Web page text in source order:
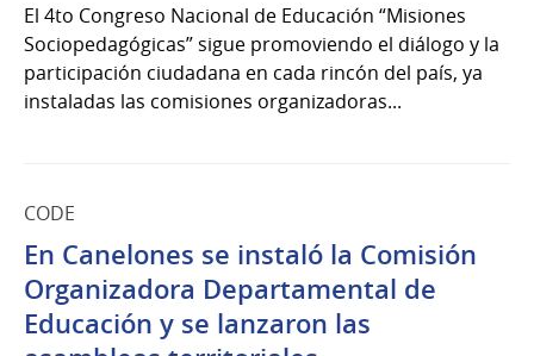
El 4to Congreso Nacional de Educación “Misiones
Sociopedagógicas” sigue promoviendo el diálogo y la
participación ciudadana en cada rincón del país, ya
instaladas las comisiones organizadoras...
CODE
En Canelones se instaló la Comisión
Organizadora Departamental de
Educación y se lanzaron las